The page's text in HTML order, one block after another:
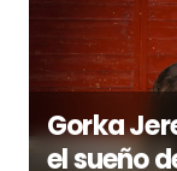
d
e
eGorka
el sueño